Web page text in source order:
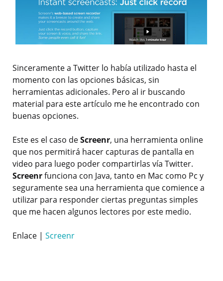
Sinceramente a Twitter lo había utilizado hasta el
momento con las opciones básicas, sin
herramientas adicionales. Pero al ir buscando
material para este artículo me he encontrado con
buenas opciones.
Este es el caso deScreenr, una herramienta online
que nos permitirá hacer capturas de pantalla en
video para luego poder compartirlas vía Twitter.
Screenrfunciona con Java, tanto en Mac como Pc y
seguramente sea una herramienta que comience a
utilizar para responder ciertas preguntas simples
que me hacen algunos lectores por este medio.
Enlace | Screenr